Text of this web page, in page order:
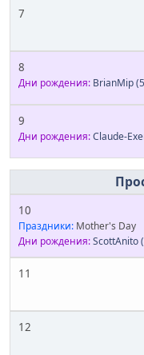
7
8
Дни рождения: BrianMip
9
Дни рождения:Claude-
10
Праздники: Mother's Day
Дни рождения:ScottAnito
11
12